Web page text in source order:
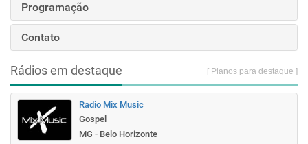
Programação
Contato
Rádios em destaque [ Planos para destaque ]
Radio Mix Music
Gospel
MG - Belo Horizonte